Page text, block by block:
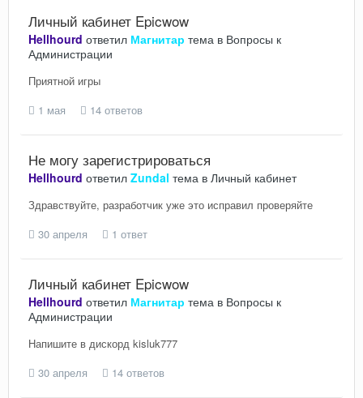
Личный кабинет Epicwow
Hellhourd ответил Магнитар тема в Вопросы к
Администрации
Приятной игры
1 мая
14 ответов
Не могу зарегистрироваться
Hellhourd ответил Zundal тема в Личный кабинет
Здравствуйте, разработчик уже это исправил проверяйте
30 апреля
1 ответ
Личный кабинет Epicwow
Hellhourd ответил Магнитар тема в Вопросы к
Администрации
Напишите в дискорд kisluk777
30 апреля
14 ответов